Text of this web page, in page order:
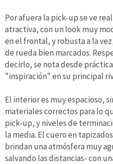
Por afuera la pick-up se ve
atractiva, con un look muy
en el frontal, y robusta a la
de rueda bien marcados.
decirlo, se nota desde
"inspiración" en su principal
El interior es muy espacioso,
materiales correctos para lo
pick-up, y niveles de
la media. El cuero en
brindan una atmósfera muy
salvando las distancias- con